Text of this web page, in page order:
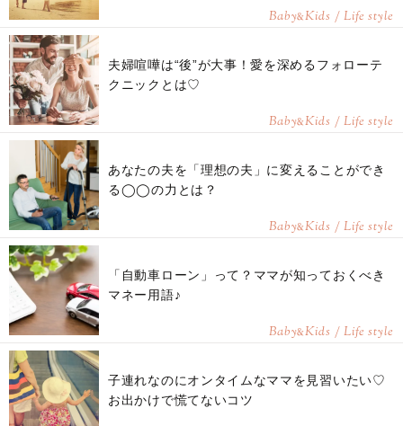
Baby&Kids / Life style
夫婦喧嘩は“後”が大事！愛を深めるフォローテ
クニックとは♡
Baby&Kids / Life style
あなたの夫を「理想の夫」に変えることができ
る◯◯の力とは？
Baby&Kids / Life style
「自動車ローン」って？ママが知っておくべき
マネー用語♪
Baby&Kids / Life style
子連れなのにオンタイムなママを見習いたい♡
お出かけで慌てないコツ